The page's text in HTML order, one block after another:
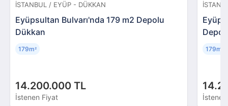
İSTANBUL / EYÜP - DÜKKAN
Eyüpsultan Bulvarı'nda 179 m2 Depolu
Dükkan
14.200.000 TL
İstenen Fiyat
179m² 179m